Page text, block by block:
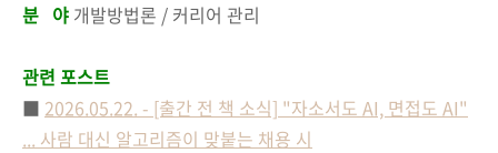
분 야 개발방법론 / 커리어 관리
관련 포스트
■ 2026.05.22. - [출간 전 책 소식] "자소서도 AI, 면접도 AI"
... 사람 대신 알고리즘이 맞붙는 채용 시